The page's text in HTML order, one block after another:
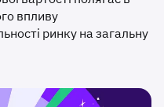
впливу
ринку на загальну